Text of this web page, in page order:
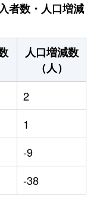
者数・人口増減
人口増減数
（人）
2
1
-9
-38